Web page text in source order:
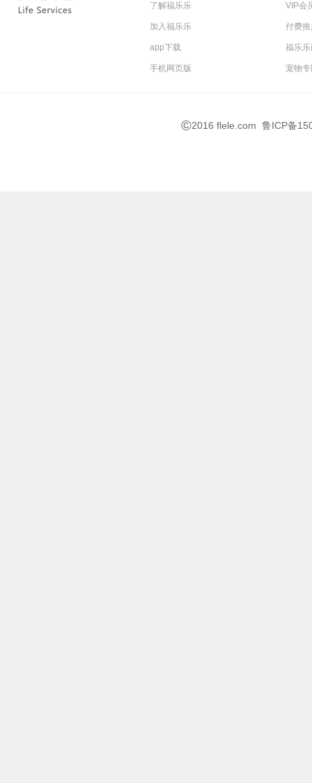
了解福乐乐
加入福乐乐
app下载
手机网页版
VIP会
付费
福乐
宠物
©2016 flele.com 鲁ICP备